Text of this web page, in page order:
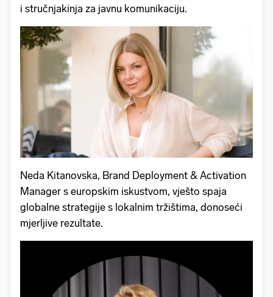
i stručnjakinja za javnu komunikaciju.
Neda Kitanovska, Brand Deployment & Activation
Manager s europskim iskustvom, vješto spaja
globalne strategije s lokalnim tržištima, donoseći
mjerljive rezultate.